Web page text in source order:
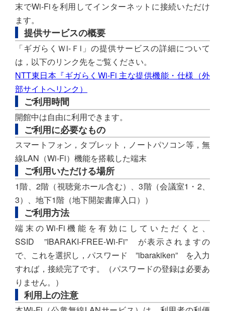
末でWi-Fiを利用してインターネットに接続いただけ
ます。
提供サービスの概要
「ギガらくＷi-Ｆi」の提供サービスの詳細について
は，以下のリンク先をご覧ください。
NTT東日本『ギガらくWi-Fi 主な提供機能・仕様（外
部サイトへリンク）
ご利用時間
開館中は自由に利用できます。
ご利用に必要なもの
スマートフォン，タブレット，ノートパソコン等，無
線LAN（Wi-Fi）機能を搭載した端末
ご利用いただける場所
1階、2階（視聴覚ホール含む）、3階（会議室1・2、
3）、地下1階（地下開架書庫入口））
ご利用方法
端末のWi-Fi機能を有効にしていただくと、
SSID ”IBARAKI-FREE-Wi-Fi” が表示されますの
で、これを選択し，パスワード ”ibarakiken” を入力
すれば，接続完了です。（パスワードの登録は必要あ
りません。）
利用上の注意